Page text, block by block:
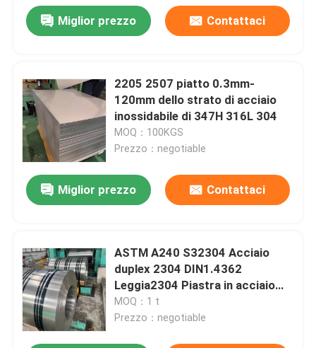
Prodotti
Video
Miglior prezzo Contattaci
2205 2507 piatto 0.3mm-
120mm dello strato di acciaio
inossidabile di 347H 316L 304
MOQ：100KGS
Prezzo：negotiable
Miglior prezzo Contattaci
ASTM A240 S32304 Acciaio
duplex 2304 DIN1.4362
Leggia2304 Piastra in acciaio
inossidabile3-20mm
MOQ：1 t
Prezzo：negotiable